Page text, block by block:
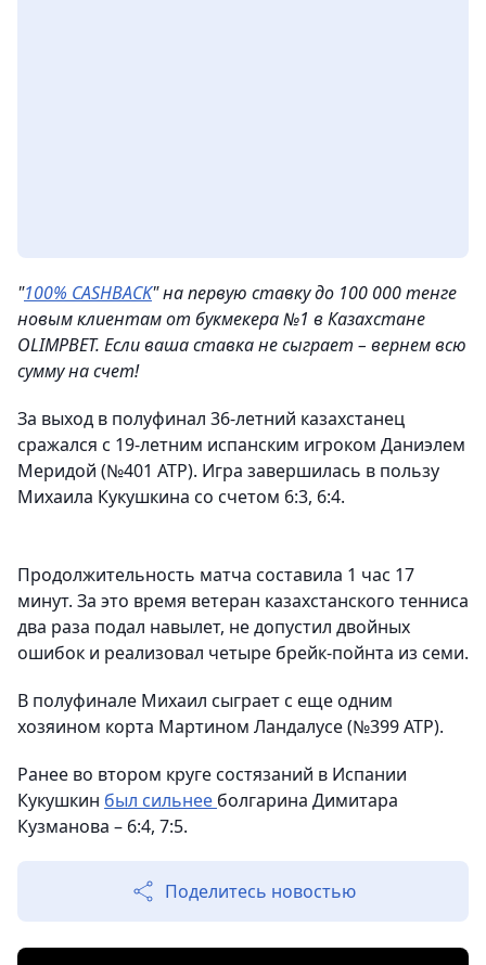
"100% CASHBACK" на первую ставку до 100 000 тенге
новым клиентам от букмекера №1 в Казахстане
OLIMPBET. Если ваша ставка не сыграет – вернем всю
сумму на счет!
За выход в полуфинал 36-летний казахстанец
сражался с 19-летним испанским игроком Даниэлем
Меридой (№401 АТР). Игра завершилась в пользу
Михаила Кукушкина со счетом 6:3, 6:4.
Продолжительность матча составила 1 час 17
минут. За это время ветеран казахстанского тенниса
два раза подал навылет, не допустил двойных
ошибок и реализовал четыре брейк-пойнта из семи.
В полуфинале Михаил сыграет с еще одним
хозяином корта Мартином Ландалусе (№399 АТР).
Ранее во втором круге состязаний в Испании
Кукушкин был сильнее болгарина Димитара
Кузманова – 6:4, 7:5.
Поделитесь новостью